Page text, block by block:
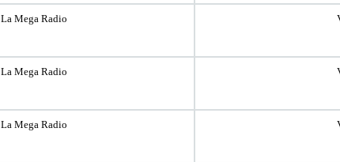
La Mega Radio
La Mega Radio
La Mega Radio